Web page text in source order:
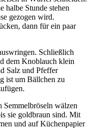
halbe Stunde stehen
gezogen wird.
dann für ein paar
Schließlich
dem Knoblauch klein
Salz und Pfeffer
ist um Bällchen zu
wälzen
sie goldbraun sind. Mit
und auf Küchenpapier